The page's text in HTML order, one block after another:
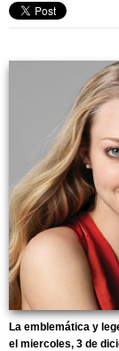
La emblemática y
el miercoles, 3 de